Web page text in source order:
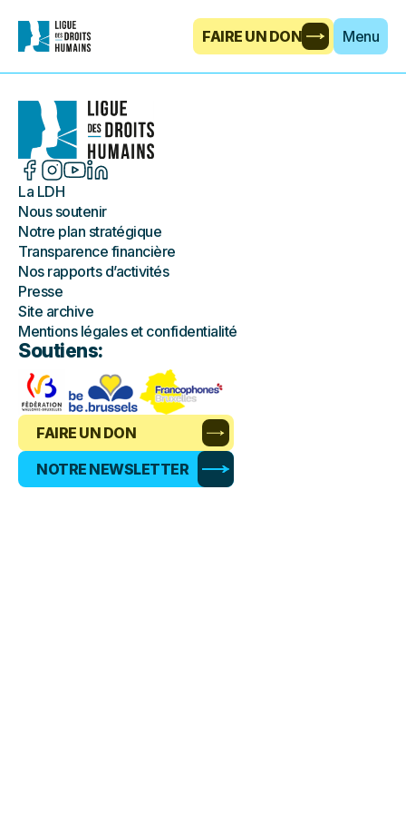
FAIRE UN DON Menu
La LDH
Nous soutenir
Notre plan stratégique
Transparence financière
Nos rapports d’activités
Presse
Site archive
Mentions légales et confidentialité
Soutiens:
FAIRE UN DON
NOTRE NEWSLETTER